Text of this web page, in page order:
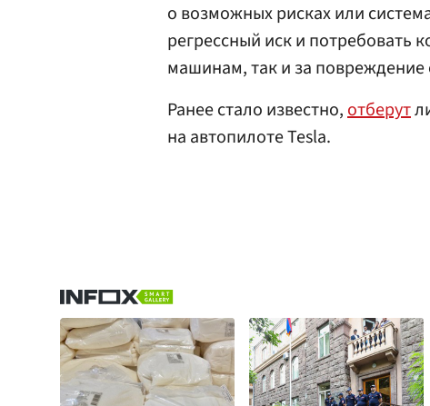
о возможных рисках или
регрессный иск и потребовать
машинам, так и за повреждение
Ранее стало известно,отберут
на автопилоте Tesla.